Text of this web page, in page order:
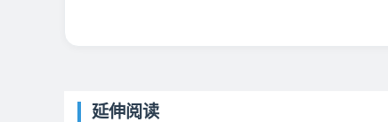
延伸阅读